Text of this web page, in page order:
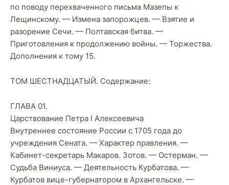
по поводу перехваченного письма Мазепы к
Лещинскому. — Измена запорожцев. — Взятие и
разорение Сечи. — Полтавская битва. —
Приготовления к продолжению войны. — Торжества.
Дополнения к тому 15.
ТОМ ШЕСТНАДЦАТЫЙ. Содержание:
ГЛАВА 01.
Царствование Петра I Алексеевича
Внутреннее состояние России с 1705 года до
учреждения Сената. — Характер правления. —
Кабинет-секретарь Макаров. Зотов. — Остерман. —
Судьба Виниуса. — Деятельность Курбатова. —
Курбатов вице-губернатором в Архангельске. —